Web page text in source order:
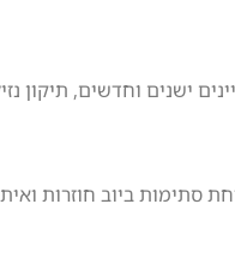
ישנים וחדשים, תיקון
סתימות ביוב חוזרות